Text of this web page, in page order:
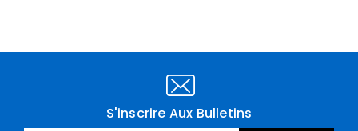
S'inscrire Aux Bulletins